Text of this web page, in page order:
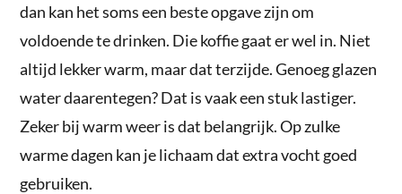
dan kan het soms een beste opgave zijn om
voldoende te drinken. Die koffie gaat er wel in. Niet
altijd lekker warm, maar dat terzijde. Genoeg glazen
water daarentegen? Dat is vaak een stuk lastiger.
Zeker bij warm weer is dat belangrijk. Op zulke
warme dagen kan je lichaam dat extra vocht goed
gebruiken.